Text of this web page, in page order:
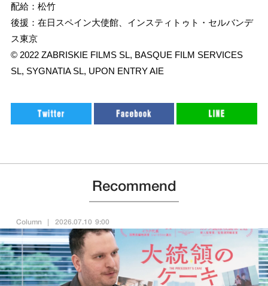
配給：松竹
後援：在日スペイン大使館、インスティトゥト・セルバンデ
ス東京
© 2022 ZABRISKIE FILMS SL, BASQUE FILM SERVICES
SL, SYGNATIA SL, UPON ENTRY AIE
Recommend
Column 2026.07.10 9:00